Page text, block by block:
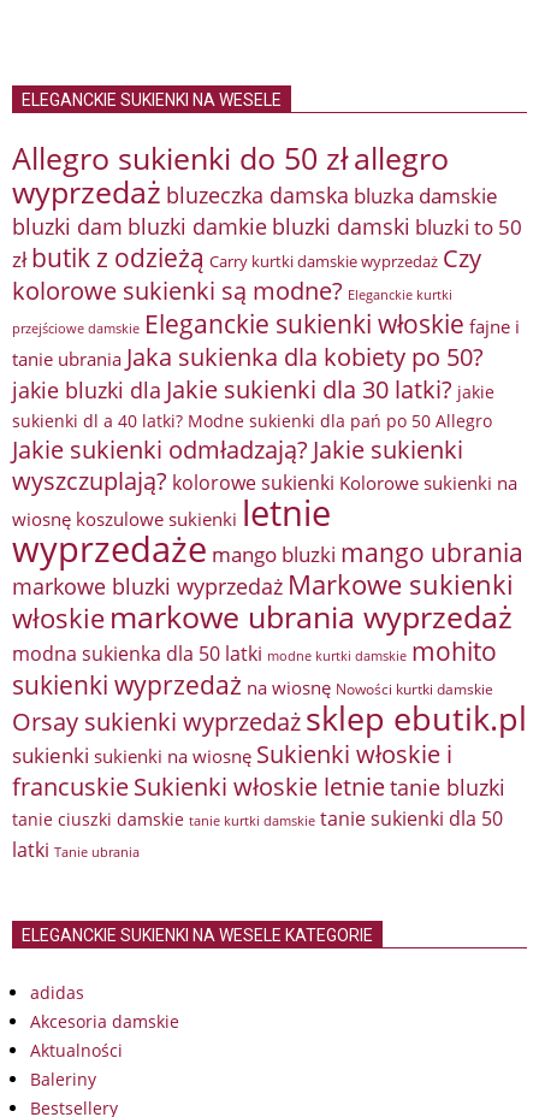
ELEGANCKIE SUKIENKI NA WESELE
Allegro sukienki do 50 złallegro
wyprzedaż bluzeczka damska bluzka damskie
bluzki dam bluzki damkie bluzki damski bluzki to 50
zł butik z odzieżą Carry kurtki damskie wyprzedaż Czy
kolorowe sukienki są modne? Eleganckie kurtki
przejściowe damskie Eleganckie sukienki włoskie fajne i
tanie ubrania Jaka sukienka dla kobiety po 50?
jakie bluzki dla Jakie sukienki dla 30 latki? jakie
sukienki dl a 40 latki? Modne sukienki dla pań po 50 Allegro
Jakie sukienki odmładzają? Jakie sukienki
wyszczuplają? kolorowe sukienki Kolorowe sukienki na
wiosnę koszulowe sukienki letnie
wyprzedaże mango bluzki mango ubrania
markowe bluzki wyprzedaż Markowe sukienki
włoskie markowe ubrania wyprzedaż
modna sukienka dla 50 latki modne kurtki damskie mohito
sukienki wyprzedaż na wiosnę Nowości kurtki damskie
Orsay sukienki wyprzedażsklep ebutik.pl
sukienki sukienki na wiosnę Sukienki włoskie i
francuskieSukienki włoskie letnietanie bluzki
tanie ciuszki damskie tanie kurtki damskie tanie sukienki dla 50
latki Tanie ubrania
ELEGANCKIE SUKIENKI NA WESELE KATEGORIE
adidas
Akcesoria damskie
Aktualności
Baleriny
Bestsellery